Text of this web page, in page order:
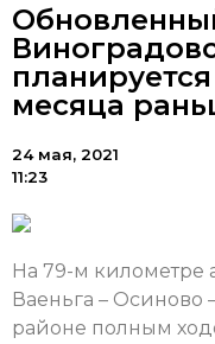
месяца
24 мая, 2021
11:23
На 79-м километре
Ваеньга –
районе полным